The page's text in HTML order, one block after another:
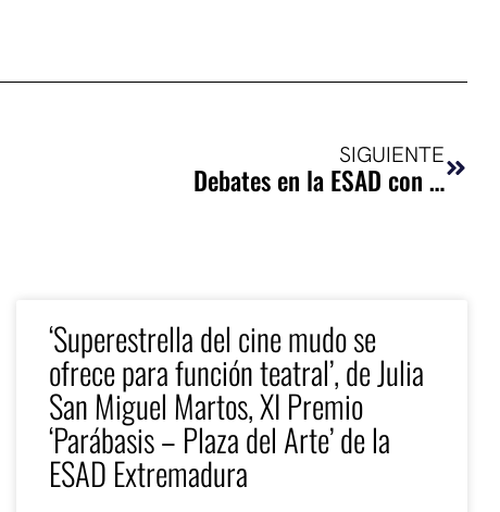
SIGUIENTE
Debates en la ESAD con …
‘Superestrella del cine mudo se
ofrece para función teatral’, de Julia
San Miguel Martos, XI Premio
‘Parábasis – Plaza del Arte’ de la
ESAD Extremadura